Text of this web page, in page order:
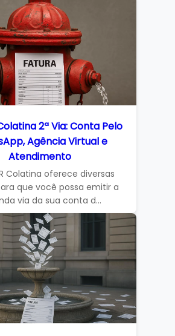
2ª Via: Conta Pelo
Agência Virtual e
Atendimento
Colatina oferece diversas
que você possa emitir a
via da sua conta d...